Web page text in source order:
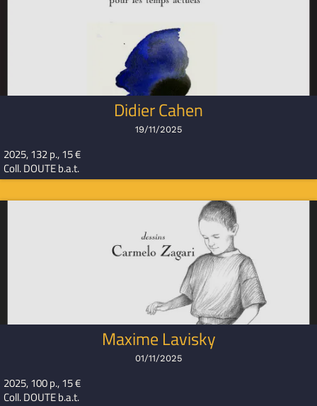
Didier Cahen
19/11/2025
2025, 132 p., 15 €
Coll. DOUTE b.a.t.
Maxime Lavisky
01/11/2025
2025, 100 p., 15 €
Coll. DOUTE b.a.t.